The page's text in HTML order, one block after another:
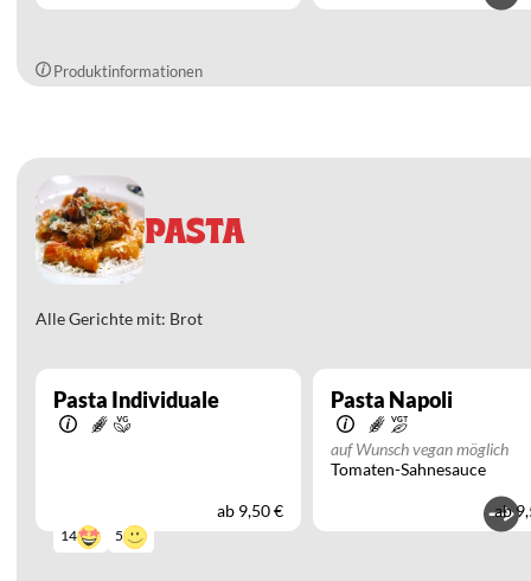
Produktinformationen
PASTA
Alle Gerichte mit: Brot
Pasta Individuale
ab 9,50 €
14 5
Pasta Napoli
auf Wunsch vegan möglich
Tomaten-Sahnesauce
ab